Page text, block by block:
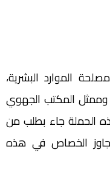
الموارد البشرية،
وممثل المكتب الجهوي
الحملة جاء بطلب من
الخصاص في هذه